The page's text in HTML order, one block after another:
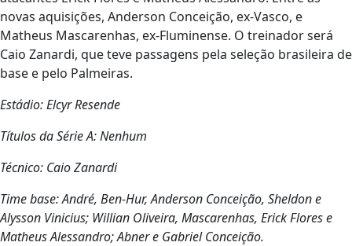
novas aquisições, Anderson Conceição, ex-Vasco, e
Matheus Mascarenhas, ex-Fluminense. O treinador será
Caio Zanardi, que teve passagens pela seleção brasileira de
base e pelo Palmeiras.
Estádio: Elcyr Resende
Títulos da Série A: Nenhum
Técnico: Caio Zanardi
Time base: André, Ben-Hur, Anderson Conceição, Sheldon e
Alysson Vinicius; Willian Oliveira, Mascarenhas, Erick Flores e
Matheus Alessandro; Abner e Gabriel Conceição.